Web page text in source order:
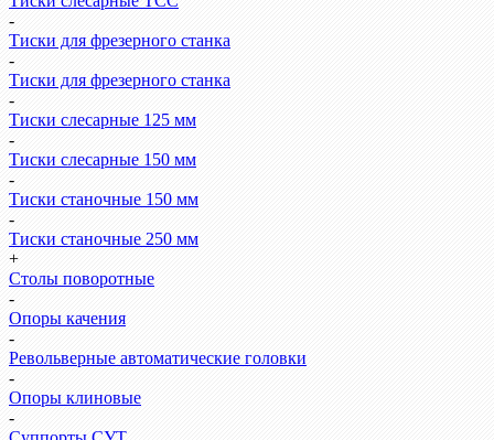
-
Тиски для фрезерного станка
-
Тиски для фрезерного станка
-
Тиски слесарные 125 мм
-
Тиски слесарные 150 мм
-
Тиски станочные 150 мм
-
Тиски станочные 250 мм
+
Столы поворотные
-
Опоры качения
-
Револьверные автоматические головки
-
Опоры клиновые
-